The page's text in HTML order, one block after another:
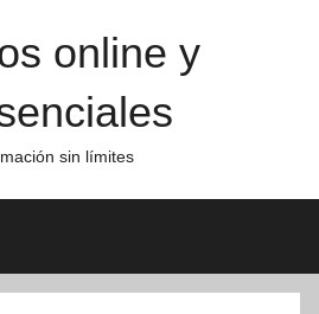
online y
sin límites